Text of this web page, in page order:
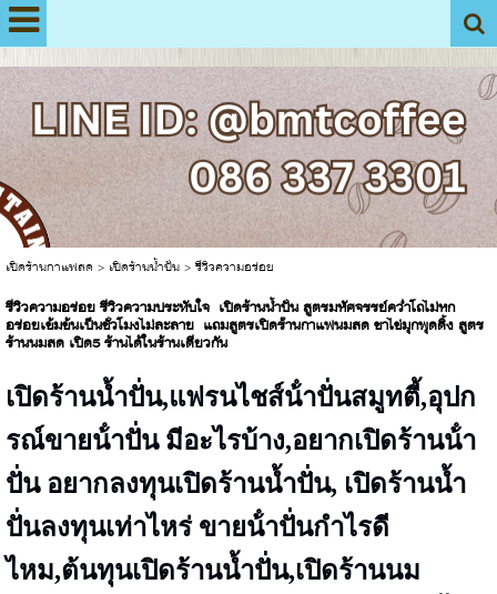
เปิดร้านกาแฟสด > เปิดร้านน้ำปั่น> รีวิวความอร่อย
รีวิวความอร่อย รีวิวความประทับใจ เปิดร้านน้ำปั่น สูตรมหัศจรรย์คว่ำโถไม่หก
อร่อยเข้มข้นเป็นชั่วโมงไม่ละลาย แถมสูตรเปิดร้่านกาแฟนมสด ชาไข่มุกพุดดิ้ง สูตร
ร้านนมสด เปิด5 ร้านได้ในร้านเดียวกัน
เปิดร้านน้ำปั่น,แฟรนไชส์น้ําปั่นสมูทตี้,อุปก
รณ์ขายน้ําปั่น มีอะไรบ้าง,อยากเปิดร้านน้ํา
ปั่น อยากลงทุนเปิดร้านน้ำปั่น, เปิดร้านน้ำ
ปั่นลงทุนเท่าไหร่ ขายน้ําปั่นกําไรดี
ไหม,ต้นทุนเปิดร้านน้ำปั่น,เปิดร้านนม